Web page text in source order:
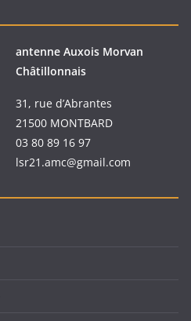
antenne Auxois Morvan
Châtillonnais
31, rue d’Abrantes
21500 MONTBARD
03 80 89 16 97
lsr21.amc@gmail.com